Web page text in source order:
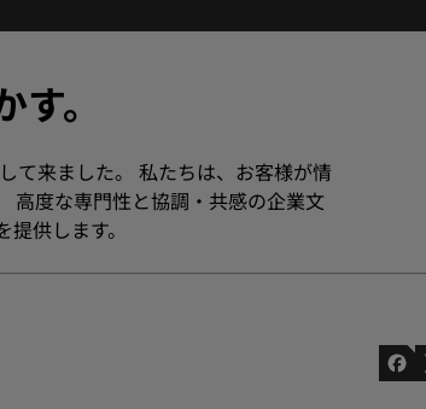
。
て来ました。 私たちは、お客様が情
高度な専門性と協調・共感の企業文
供します。